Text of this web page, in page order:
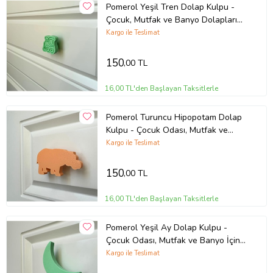
Pomerol Yeşil Tren Dolap Kulpu -
Çocuk, Mutfak ve Banyo Dolapları
İçin Eğlenceli ve Dayanıklı Kulp
Kargo ile Teslimat
150,00 TL
16,00 TL'den Başlayan Taksitlerle
Pomerol Turuncu Hipopotam Dolap
Kulpu - Çocuk Odası, Mutfak ve
Banyo İçin Modern Mobilya Kulp
Kargo ile Teslimat
150,00 TL
16,00 TL'den Başlayan Taksitlerle
Pomerol Yeşil Ay Dolap Kulpu -
Çocuk Odası, Mutfak ve Banyo İçin
Canlı ve Dayanıklı Mobilya Kulp
Kargo ile Teslimat